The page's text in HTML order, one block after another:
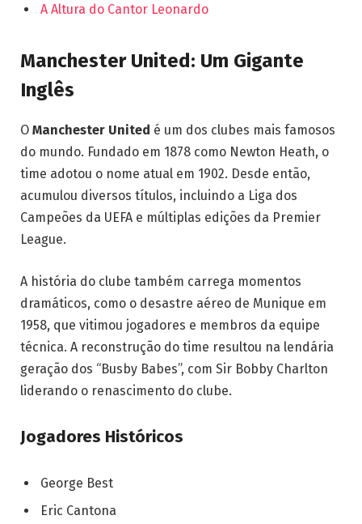
A Altura do Cantor Leonardo
Manchester United: Um Gigante
Inglês
O Manchester United é um dos clubes mais famosos
do mundo. Fundado em 1878 como Newton Heath, o
time adotou o nome atual em 1902. Desde então,
acumulou diversos títulos, incluindo a Liga dos
Campeões da UEFA e múltiplas edições da Premier
League.
A história do clube também carrega momentos
dramáticos, como o desastre aéreo de Munique em
1958, que vitimou jogadores e membros da equipe
técnica. A reconstrução do time resultou na lendária
geração dos “Busby Babes”, com Sir Bobby Charlton
liderando o renascimento do clube.
Jogadores Históricos
George Best
Eric Cantona